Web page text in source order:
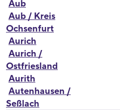
Aub
Aub / Kreis
Ochsenfurt
Aurich
Aurich /
Ostfriesland
Aurith
Autenhausen /
Seßlach